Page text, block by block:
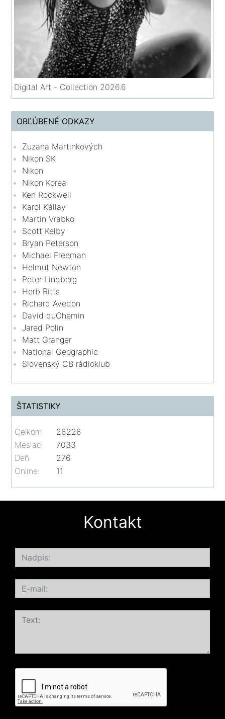
Digital Art - Collection 2026.6
OBĽÚBENÉ ODKAZY
Zuzana Martinkových
Nikon SK
Nikon
Nikon Korea
Ken Rockwell
Karol Kállay
Martin Vrabko
Scott Kelby
Bryan Peterson
Michael Freeman
Helmut Newton
Peter Lindberg
Herb Ritts
Richard Avedon
David duChemin
Jared Polin
Matt Granger
National Geographic
Slovenský CB rádioklub
ŠTATISTIKY
Online: 11
Celkom:
26226
Mesiac:
7033
Deň:
276
Kontakt